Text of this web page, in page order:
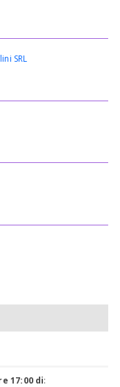
SRL
17:00 di: